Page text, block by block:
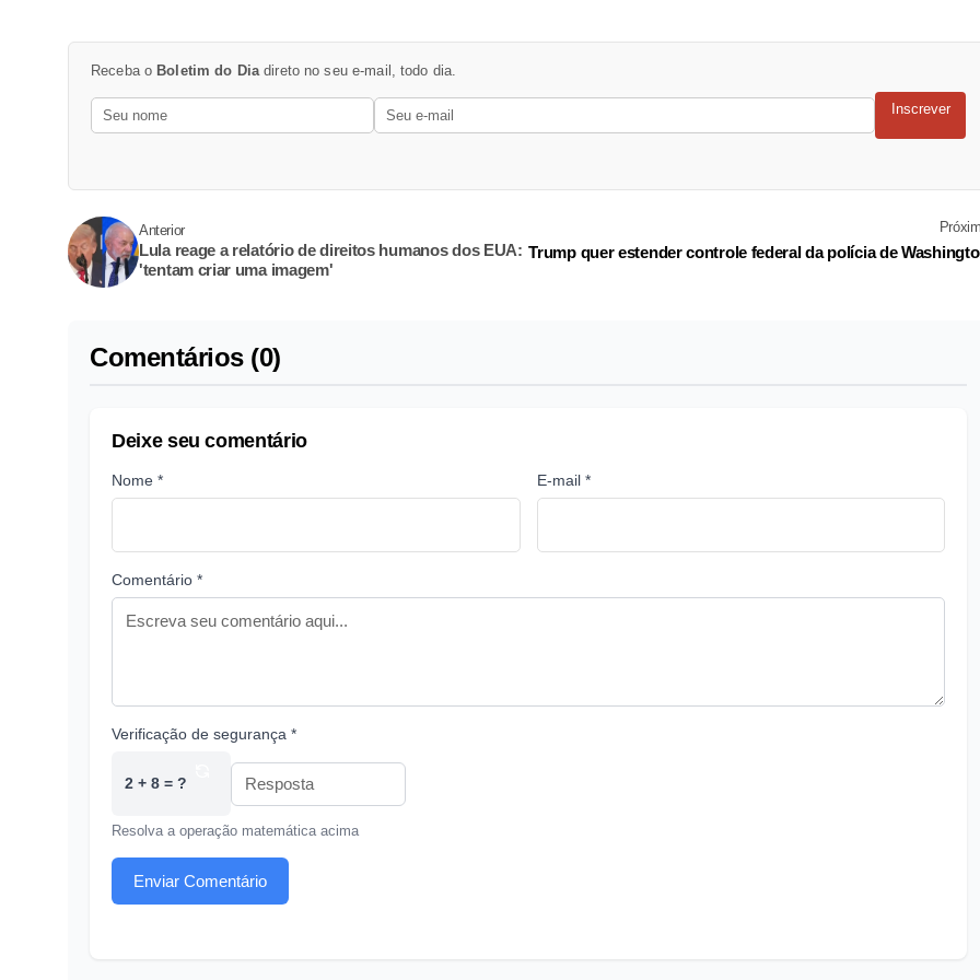
Receba o Boletim do Diadireto no seu e-mail, todo dia.
Inscrever
Anterior
Lula reage a relatório de direitos humanos dos EUA:
'tentam criar uma imagem'
Trump quer estender controle federal da polícia de
Comentários (0)
Deixe seu comentário
Nome * E-mail *
Comentário *
Verificação de segurança *
2 + 8 = ?
Resolva a operação matemática acima
Enviar Comentário